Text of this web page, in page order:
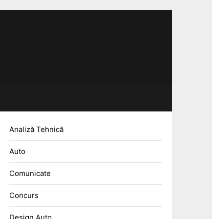
Analiză Tehnică
Auto
Comunicate
Concurs